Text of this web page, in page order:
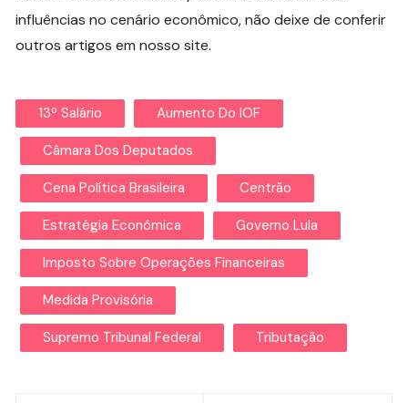
influências no cenário econômico, não deixe de conferir
outros artigos em nosso site.
13º Salário Aumento Do IOF
Câmara Dos Deputados
Cena Política Brasileira Centrão
Estratégia Econômica Governo Lula
Imposto Sobre Operações Financeiras
Medida Provisória
Supremo Tribunal Federal Tributação